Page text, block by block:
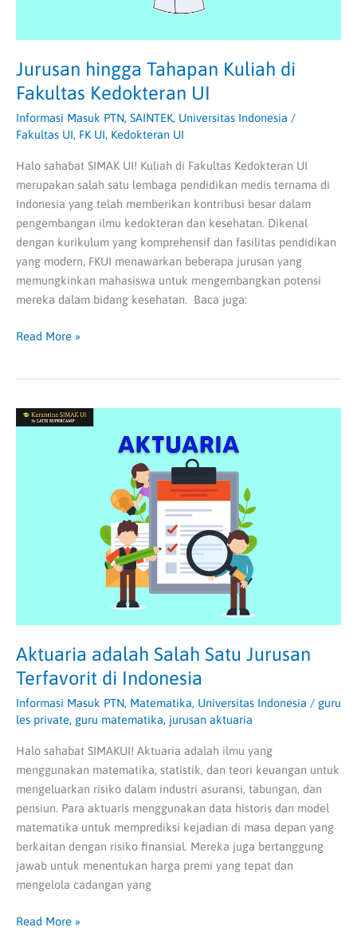
Jurusan hingga Tahapan Kuliah di
Fakultas Kedokteran UI
Informasi Masuk PTN, SAINTEK, Universitas Indonesia /
Fakultas UI, FK UI, Kedokteran UI
Halo sahabat SIMAK UI! Kuliah di Fakultas Kedokteran UI
merupakan salah satu lembaga pendidikan medis ternama di
Indonesia yang telah memberikan kontribusi besar dalam
pengembangan ilmu kedokteran dan kesehatan. Dikenal
dengan kurikulum yang komprehensif dan fasilitas pendidikan
yang modern, FKUI menawarkan beberapa jurusan yang
memungkinkan mahasiswa untuk mengembangkan potensi
mereka dalam bidang kesehatan. Baca juga:
Read More »
Aktuaria adalah Salah Satu Jurusan
Terfavorit di Indonesia
Informasi Masuk PTN, Matematika, Universitas Indonesia / guru
les private, guru matematika, jurusan aktuaria
Halo sahabat SIMAKUI! Aktuaria adalah ilmu yang
menggunakan matematika, statistik, dan teori keuangan untuk
mengeluarkan risiko dalam industri asuransi, tabungan, dan
pensiun. Para aktuaris menggunakan data historis dan model
matematika untuk memprediksi kejadian di masa depan yang
berkaitan dengan risiko finansial. Mereka juga bertanggung
jawab untuk menentukan harga premi yang tepat dan
mengelola cadangan yang
Aktuaria
Read More »